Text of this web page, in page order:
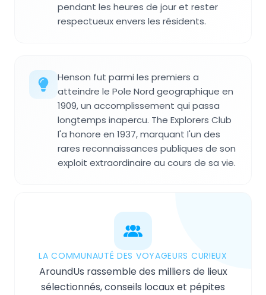
pendant les heures de jour et rester
respectueux envers les résidents.
Henson fut parmi les premiers a
atteindre le Pole Nord geographique en
1909, un accomplissement qui passa
longtemps inapercu. The Explorers Club
l'a honore en 1937, marquant l'un des
rares reconnaissances publiques de son
exploit extraordinaire au cours de sa vie.
LA COMMUNAUTÉ DES VOYAGEURS CURIEUX
AroundUs rassemble des milliers de lieux
sélectionnés, conseils locaux et pépites